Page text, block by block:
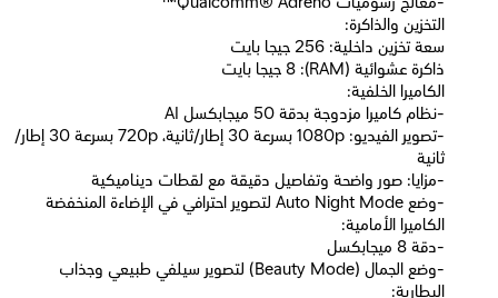
التخزين والذاكرة:
سعة تخزين داخلية: 256 جيجا بايت
ذاكرة عشوائية (RAM): 8 جيجا بايت
الكاميرا الخلفية:
-نظام كاميرا مزدوجة بدقة 50 ميجابكسل AI
-تصوير الفيديو: ‏1080p بسرعة 30 إطار/ثانية، ‏720p بسرعة 30 إطار/
ثانية
-مزايا: صور واضحة وتفاصيل دقيقة مع لقطات ديناميكية
-وضع Auto Night Mode لتصوير احترافي في الإضاءة المنخفضة
الكاميرا الأمامية:
-دقة 8 ميجابكسل
-وضع الجمال (Beauty Mode) لتصوير سيلفي طبيعي وجذاب
البطارية: